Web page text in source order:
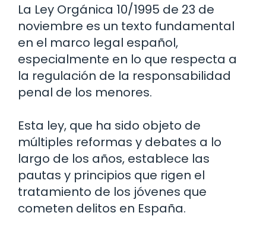
La Ley Orgánica 10/1995 de 23 de
noviembre es un texto fundamental
en el marco legal español,
especialmente en lo que respecta a
la regulación de la responsabilidad
penal de los menores.
Esta ley, que ha sido objeto de
múltiples reformas y debates a lo
largo de los años, establece las
pautas y principios que rigen el
tratamiento de los jóvenes que
cometen delitos en España.